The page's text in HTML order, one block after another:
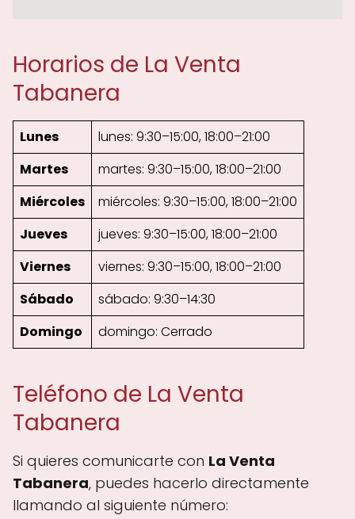
Horarios de La Venta
Tabanera
Lunes
lunes: 9:30–15:00, 18:00–21:00
Martes
martes: 9:30–15:00, 18:00–21:00
Miércoles
miércoles: 9:30–15:00, 18:00–21:00
Jueves
jueves: 9:30–15:00, 18:00–21:00
Viernes
viernes: 9:30–15:00, 18:00–21:00
Sábado
sábado: 9:30–14:30
Domingo
domingo: Cerrado
Teléfono de La Venta
Tabanera
Si quieres comunicarte con La Venta
Tabanera, puedes hacerlo directamente
llamando al siguiente número: